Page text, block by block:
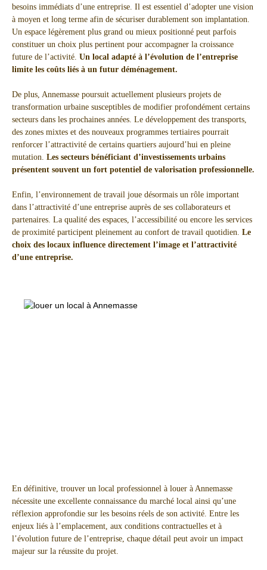
besoins immédiats d’une entreprise. Il est essentiel d’adopter une vision
à moyen et long terme afin de sécuriser durablement son implantation.
Un espace légèrement plus grand ou mieux positionné peut parfois
constituer un choix plus pertinent pour accompagner la croissance
future de l’activité. Un local adapté à l’évolution de l’entreprise
limite les coûts liés à un futur déménagement.
De plus, Annemasse poursuit actuellement plusieurs projets de
transformation urbaine susceptibles de modifier profondément certains
secteurs dans les prochaines années. Le développement des transports,
des zones mixtes et des nouveaux programmes tertiaires pourrait
renforcer l’attractivité de certains quartiers aujourd’hui en pleine
mutation. Les secteurs bénéficiant d’investissements urbains
présentent souvent un fort potentiel de valorisation professionnelle.
Enfin, l’environnement de travail joue désormais un rôle important
dans l’attractivité d’une entreprise auprès de ses collaborateurs et
partenaires. La qualité des espaces, l’accessibilité ou encore les services
de proximité participent pleinement au confort de travail quotidien. Le
choix des locaux influence directement l’image et l’attractivité
d’une entreprise.
En définitive, trouver un local professionnel à louer à Annemasse
nécessite une excellente connaissance du marché local ainsi qu’une
réflexion approfondie sur les besoins réels de son activité. Entre les
enjeux liés à l’emplacement, aux conditions contractuelles et à
l’évolution future de l’entreprise, chaque détail peut avoir un impact
majeur sur la réussite du projet.